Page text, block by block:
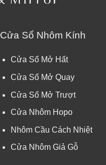
Cửa Sổ Nhôm Kính
Cửa Sổ Mở Hất
Cửa Sổ Mở Quay
Cửa Sổ Mở Trượt
Cửa Nhôm Hopo
Nhôm Cầu Cách Nhiệt
Cửa Nhôm Giả Gỗ